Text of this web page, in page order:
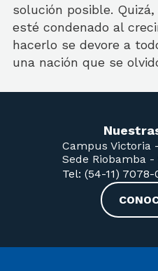
solución posible.
esté condenado al
hacerlo se devore a
una nación que se
Campus Victoria -
Sede Riobamba -
Tel: (54-11)